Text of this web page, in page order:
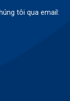
tôi qua email: